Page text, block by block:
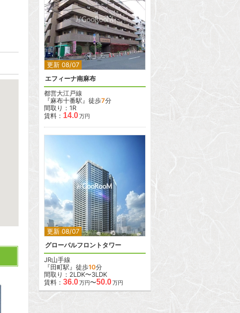
更新 08/07
2
エフィーナ南麻布
都営大江戸線
『麻布十番駅』徒歩7分
間取り：1R
賃料： 14.0万円
更新 08/07
2
グローバルフロントタワー
JR山手線
『田町駅』徒歩10分
間取り：2LDK〜3LDK
賃料： 36.0万円〜50.0万円